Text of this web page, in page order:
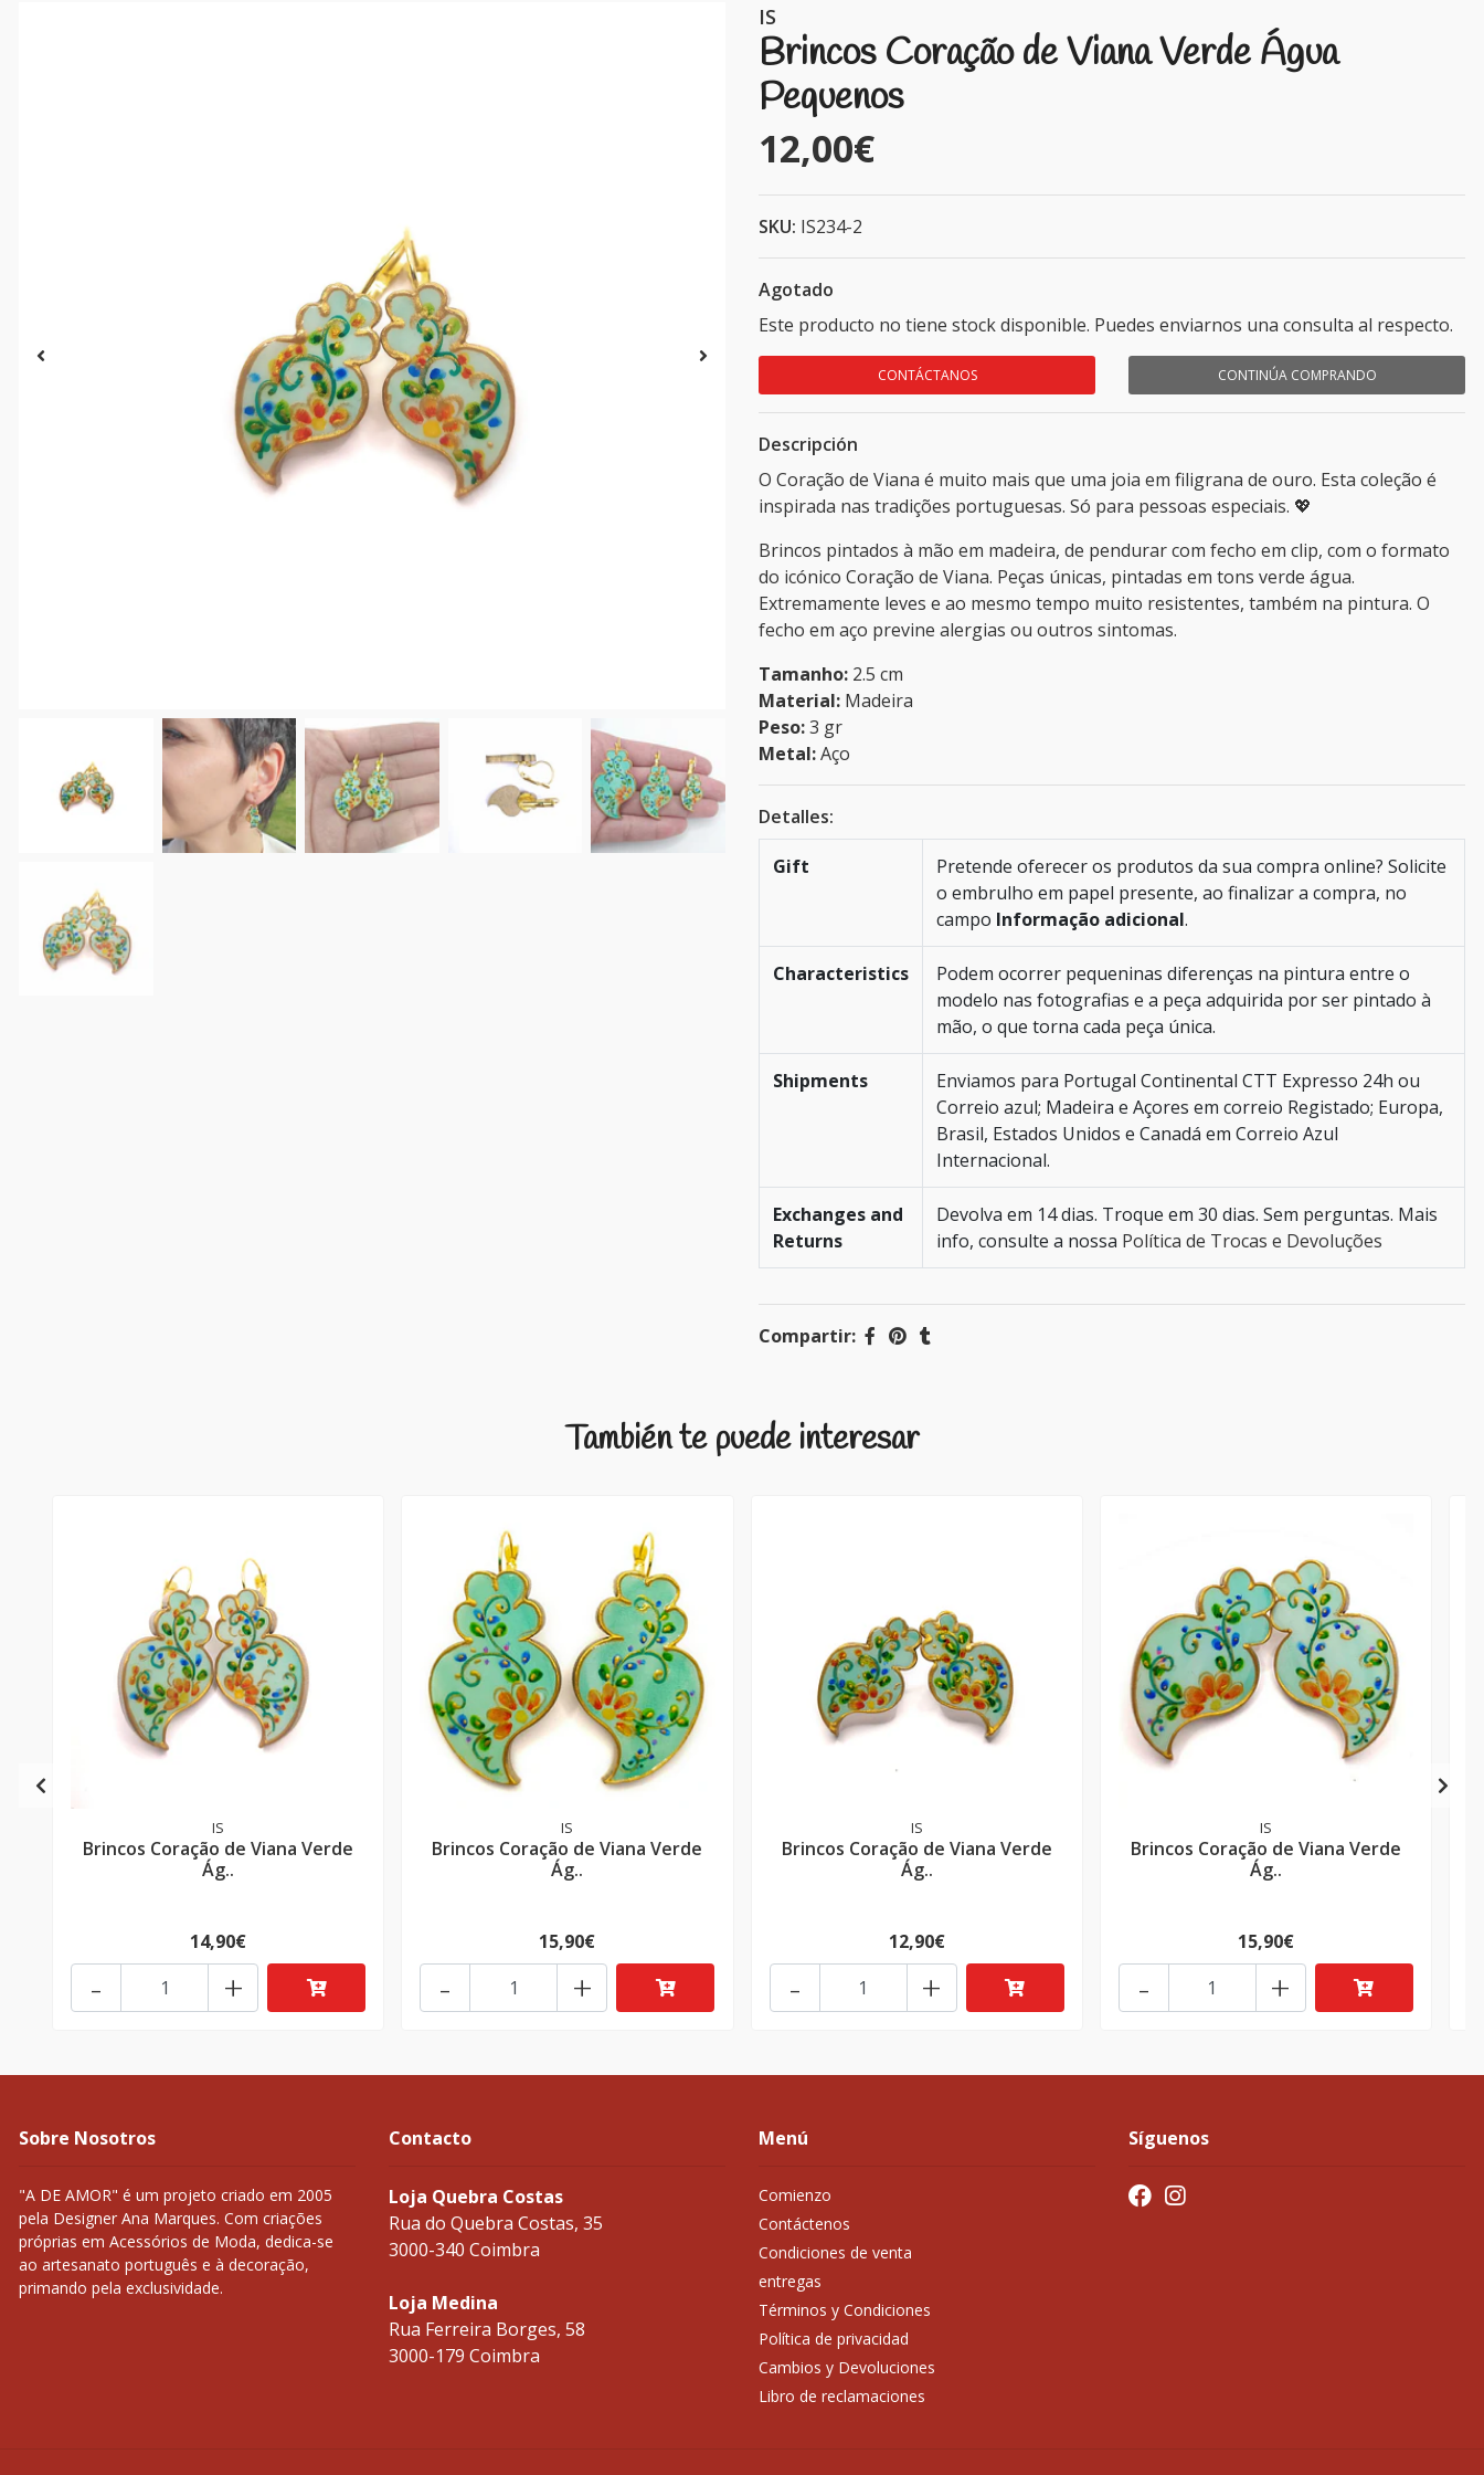
IS
Brincos Coração de Viana Verde Água
Pequenos
12,00€
SKU: IS234-2
Agotado
Este producto no tiene stock disponible. Puedes enviarnos una consulta al respecto.
CONTÁCTANOS CONTINÚA COMPRANDO
Descripción
O Coração de Viana é muito mais que uma joia em filigrana de ouro. Esta coleção é
inspirada nas tradições portuguesas. Só para pessoas especiais. 💖
Brincos pintados à mão em madeira, de pendurar com fecho em clip, com o formato
do icónico Coração de Viana. Peças únicas, pintadas em tons verde água.
Extremamente leves e ao mesmo tempo muito resistentes, também na pintura. O
fecho em aço previne alergias ou outros sintomas.
Tamanho: 2.5 cm
Material: Madeira
Peso:3 gr
Metal:Aço
Detalles:
Gift
Pretende oferecer os produtos da sua compra online? Solicite
o embrulho em papel presente, ao finalizar a compra, no
campo Informação adicional.
Characteristics
Podem ocorrer pequeninas diferenças na pintura entre o
modelo nas fotografias e a peça adquirida por ser pintado à
mão, o que torna cada peça única.
Shipments
Enviamos para Portugal Continental CTT Expresso 24h ou
Correio azul; Madeira e Açores em correio Registado; Europa,
Brasil, Estados Unidos e Canadá em Correio Azul
Internacional.
Exchanges and
Returns
Devolva em 14 dias. Troque em 30 dias. Sem perguntas. Mais
info, consulte a nossa Política de Trocas e Devoluções
Compartir:
También te puede interesar
IS
Brincos Coração de Viana Verde
Ág..
14,90€
+
-
IS
Brincos Coração de Viana Verde
Ág..
15,90€
+
-
IS
Brincos Coração de Viana Verde
Ág..
12,90€
+
-
IS
Brincos Coração de Viana Verde
Ág..
15,90€
+
-
Sobre Nosotros
"A DE AMOR" é um projeto criado em 2005
pela Designer Ana Marques. Com criações
próprias em Acessórios de Moda, dedica-se
ao artesanato português e à decoração,
primando pela exclusividade.
Contacto
Loja Quebra Costas
Rua do Quebra Costas, 35
3000-340 Coimbra
Loja Medina
Rua Ferreira Borges, 58
3000-179 Coimbra
Menú
Comienzo
Contáctenos
Condiciones de venta
entregas
Términos y Condiciones
Política de privacidad
Cambios y Devoluciones
Libro de reclamaciones
Síguenos